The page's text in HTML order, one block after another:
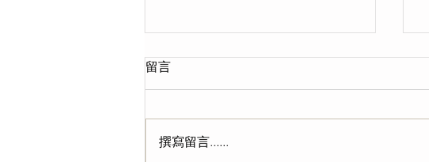
留言
撰寫留言......